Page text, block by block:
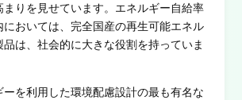
まりを見せています。エネルギー自給率
においては、完全国産の再生可能エネル
は、社会的に大きな役割を持っていま
を利用した環境配慮設計の最も有名な